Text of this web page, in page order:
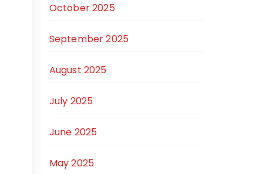
October 2025
September 2025
August 2025
July 2025
June 2025
May 2025